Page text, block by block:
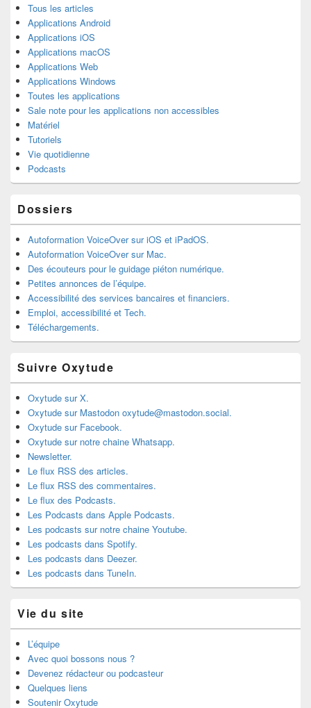
Tous les articles
Applications Android
Applications iOS
Applications macOS
Applications Web
Applications Windows
Toutes les applications
Sale note pour les applications non accessibles
Matériel
Tutoriels
Vie quotidienne
Podcasts
Dossiers
Autoformation VoiceOver sur iOS et iPadOS.
Autoformation VoiceOver sur Mac.
Des écouteurs pour le guidage piéton numérique.
Petites annonces de l’équipe.
Accessibilité des services bancaires et financiers.
Emploi, accessibilité et Tech.
Téléchargements.
Suivre Oxytude
Oxytude sur X.
Oxytude sur Mastodon oxytude@mastodon.social.
Oxytude sur Facebook.
Oxytude sur notre chaine Whatsapp.
Newsletter.
Le flux RSS des articles.
Le flux RSS des commentaires.
Le flux des Podcasts.
Les Podcasts dans Apple Podcasts.
Les podcasts sur notre chaine Youtube.
Les podcasts dans Spotify.
Les podcasts dans Deezer.
Les podcasts dans TuneIn.
Vie du site
L’équipe
Avec quoi bossons nous ?
Devenez rédacteur ou podcasteur
Quelques liens
Soutenir Oxytude